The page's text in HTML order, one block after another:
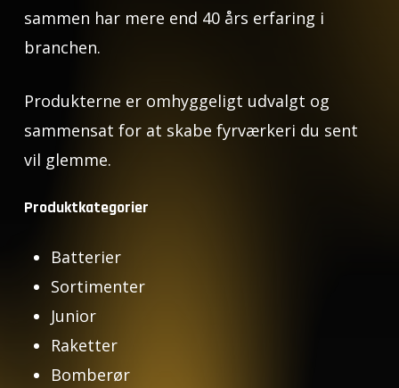
sammen har mere end 40 års erfaring i
branchen.
Produkterne er omhyggeligt udvalgt og
sammensat for at skabe fyrværkeri du sent
vil glemme.
Produktkategorier
Batterier
Sortimenter
Junior
Raketter
Bomberør